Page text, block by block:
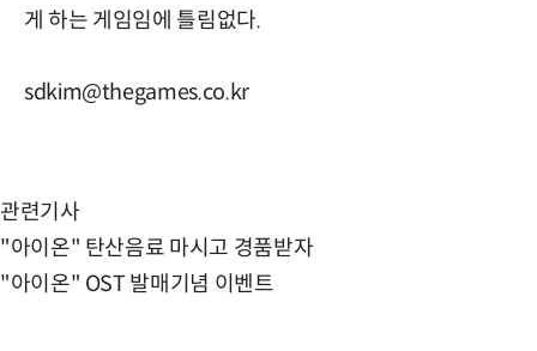
게 하는 게임임에 틀림없다.
sdkim@thegames.co.kr
관련기사
"아이온" 탄산음료 마시고 경품받자
"아이온" OST 발매기념 이벤트